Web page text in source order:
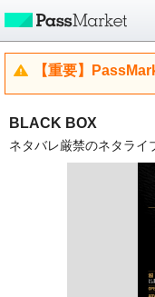
【重要】
BLACK BOX
ネタバレ厳禁のネタライ